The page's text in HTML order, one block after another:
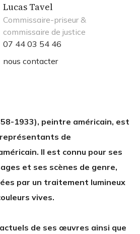
Lucas Tavel
Commissaire-priseur &
commissaire de justice
07 44 03 54 46
nous contacter
1933), peintre américain, est
représentants de
Il est connu pour ses
et ses scènes de genre,
par un traitement lumineux
vives.
de ses œuvres ainsi que